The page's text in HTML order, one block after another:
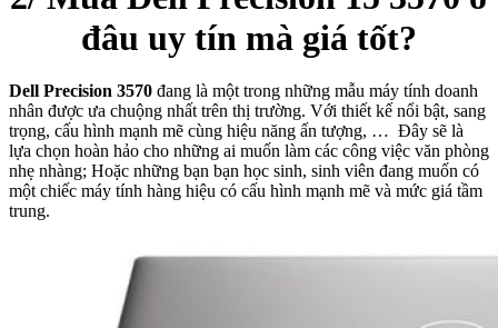
đâu uy tín mà giá tốt?
Dell Precision 3570 đang là một trong những mẫu máy tính doanh
nhân được ưa chuộng nhất trên thị trường. Với thiết kế nổi bật, sang
trọng, cấu hình mạnh mẽ cùng hiệu năng ấn tượng, … Đây sẽ là
lựa chọn hoàn hảo cho những ai muốn làm các công việc văn phòng
nhẹ nhàng; Hoặc những bạn bạn học sinh, sinh viên đang muốn có
một chiếc máy tính hàng hiệu có cấu hình mạnh mẽ và mức giá tầm
trung.